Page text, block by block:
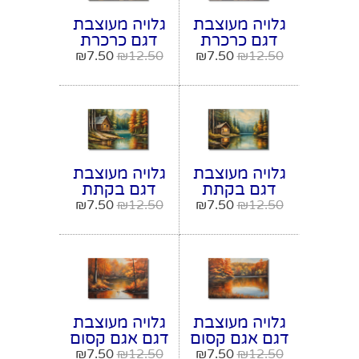
גלויה מעוצבת
דגם כרכרת
סוסים על נוף
מודל מספר 19
₪12.50
₪7.50
גלויה מעוצבת
דגם כרכרת
סוסים על נוף
מודל מספר 20
₪12.50
₪7.50
גלויה מעוצבת
דגם בקתת
נופש ליד אגם
מספר 21
₪12.50
₪7.50
גלויה מעוצבת
דגם בקתת
נופש ליד אגם
מספר 22
₪12.50
₪7.50
גלויה מעוצבת
דגם אגם קסום
מודל מספר 23
₪12.50
₪7.50
גלויה מעוצבת
דגם אגם קסום
מודל מספר 24
₪12.50
₪7.50